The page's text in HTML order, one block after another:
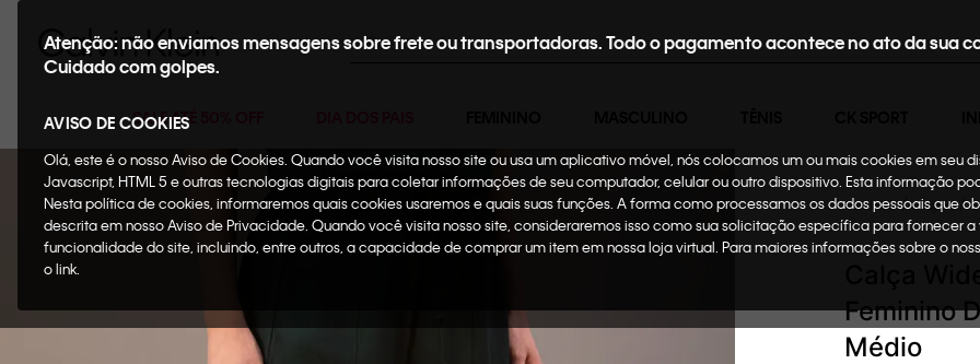
Buscar
SALE ATÉ 50% OFF
Atenção: não enviamos mensagens sobre frete ou transportadoras. Todo o pagamento acontece no ato da sua
Cuidado com golpes.
AVISO DE COOKIES
Olá, este é o nosso Aviso de Cookies. Quando você visita nosso site ou usa um aplicativo móvel, nós colocamos um ou mais cookies em seu
Javascript, HTML 5 e outras tecnologias digitais para coletar informações de seu computador, celular ou outro dispositivo. Esta informação
Nesta política de cookies, informaremos quais cookies usaremos e quais suas funções. A forma como processamos os dados pessoais que
descrita em nosso Aviso de Privacidade. Quando você visita nosso site, consideraremos isso como sua solicitação específica para fornecer
funcionalidade do site, incluindo, entre outros, a capacidade de comprar um item em nossa loja virtual. Para maiores informações sobre o
o link.
Feminino Roupas
Feminino
Médio